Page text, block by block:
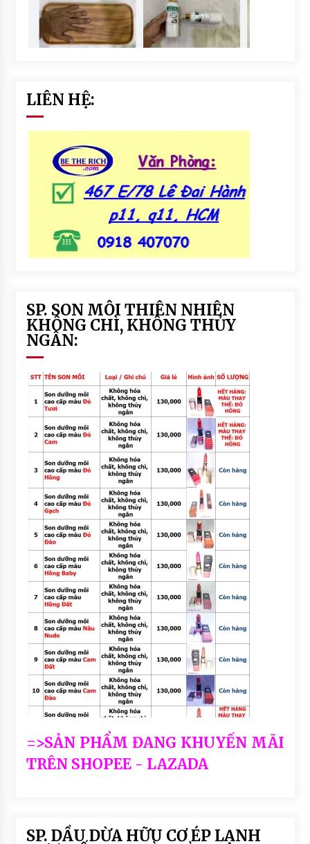
LIÊN HỆ:
SP. SON MÔI THIÊN NHIÊN
KHÔNG CHÌ, KHÔNG THỦY
NGÂN:
=>SẢN PHẨM ĐANG KHUYẾN MÃI
TRÊN SHOPEE - LAZADA
SP. DẦU DỪA HỮU CƠ ÉP LẠNH